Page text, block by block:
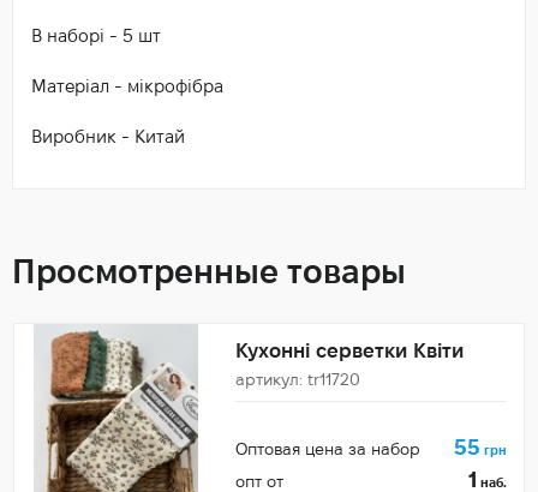
В наборі - 5 шт
Матеріал - мікрофібра
Виробник - Китай
Просмотренные товары
Кухонні серветки Квіти
артикул: tr11720
Оптовая цена за набор 55 грн
опт от 1 наб.